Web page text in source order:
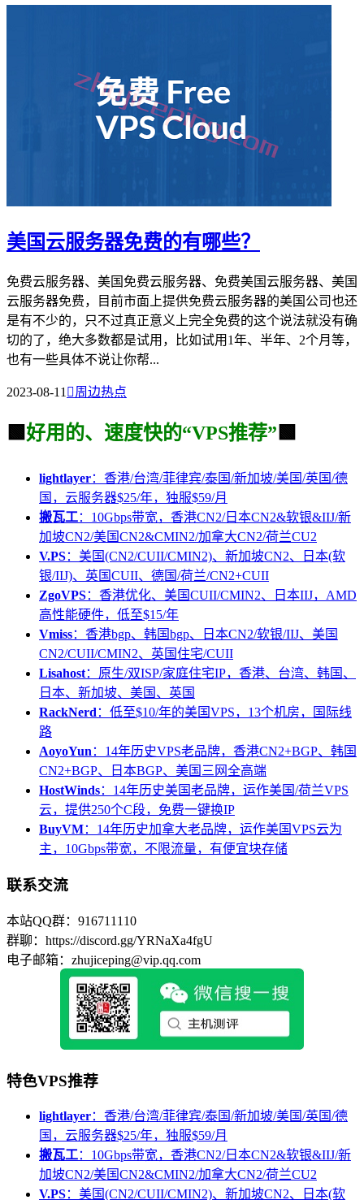
美国云服务器免费的有哪些？
免费云服务器、美国免费云服务器、免费美国云服务器、美国
云服务器免费，目前市面上提供免费云服务器的美国公司也还
是有不少的，只不过真正意义上完全免费的这个说法就没有确
切的了，绝大多数都是试用，比如试用1年、半年、2个月等，
也有一些具体不说让你帮...
2023-08-11 周边热点
🟩 好用的、速度快的“VPS推荐” 🟩
lightlayer：香港/台湾/菲律宾/泰国/新加坡/美国/英国/德
国，云服务器$25/年，独服$59/月
搬瓦工：10Gbps带宽，香港CN2/日本CN2&软银&IIJ/新
加坡CN2/美国CN2&CMIN2/加拿大CN2/荷兰CU2
V.PS：美国(CN2/CUII/CMIN2)、新加坡CN2、日本(软
银/IIJ)、英国CUII、德国/荷兰/CN2+CUII
ZgoVPS：香港优化、美国CUII/CMIN2、日本IIJ，AMD
高性能硬件，低至$15/年
Vmiss：香港bgp、韩国bgp、日本CN2/软银/IIJ、美国
CN2/CUII/CMIN2、英国住宅/CUII
Lisahost：原生/双ISP/家庭住宅IP，香港、台湾、韩国、
日本、新加坡、美国、英国
RackNerd：低至$10/年的美国VPS，13个机房，国际线
路
AoyoYun：14年历史VPS老品牌，香港CN2+BGP、韩国
CN2+BGP、日本BGP、美国三网全高端
HostWinds：14年历史美国老品牌，运作美国/荷兰VPS
云，提供250个C段，免费一键换IP
BuyVM：14年历史加拿大老品牌，运作美国VPS云为
主，10Gbps带宽，不限流量，有便宜块存储
联系交流
本站QQ群：916711110
群聊：https://discord.gg/YRNaXa4fgU
电子邮箱：zhujiceping@vip.qq.com
特色VPS推荐
lightlayer：香港/台湾/菲律宾/泰国/新加坡/美国/英国/德
国，云服务器$25/年，独服$59/月
搬瓦工：10Gbps带宽，香港CN2/日本CN2&软银&IIJ/新
加坡CN2/美国CN2&CMIN2/加拿大CN2/荷兰CU2
V.PS：美国(CN2/CUII/CMIN2)、新加坡CN2、日本(软